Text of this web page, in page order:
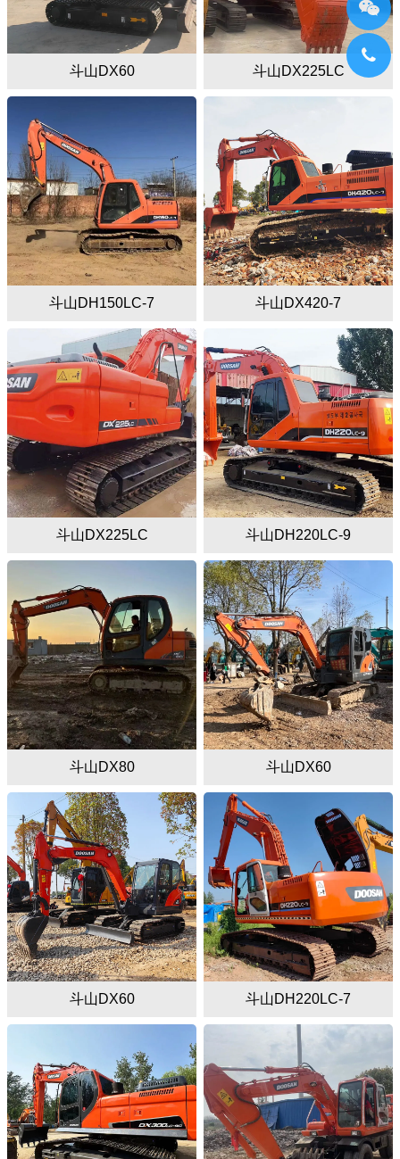
斗山DX60 斗山DX225LC
斗山DH150LC-7 斗山DX420-7
斗山DX225LC 斗山DH220LC-9
斗山DX80 斗山DX60
斗山DX60 斗山DH220LC-7